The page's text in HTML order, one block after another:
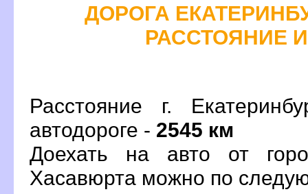
ДОРОГА
РАССТОЯНИЕ
Расстояние г.
автодороге - 2545 км
Доехать на авто от
Хасавюрта можно по